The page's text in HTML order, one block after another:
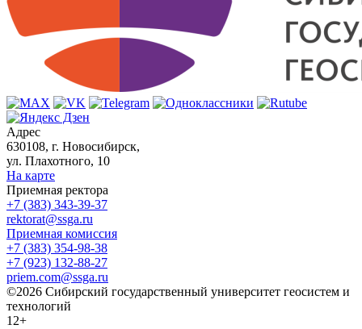
Адрес
630108, г. Новосибирск,
ул. Плахотного, 10
На карте
Приемная ректора
+7 (383) 343-39-37
rektorat@ssga.ru
Приемная комиссия
+7 (383) 354-98-38
+7 (923) 132-88-27
priem.com@ssga.ru
©2026 Сибирский государственный университет геосистем и
технологий
12+